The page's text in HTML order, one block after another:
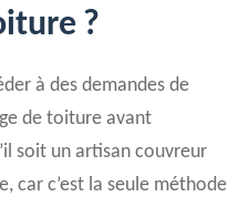
?
à des demandes de
de toiture avant
soit un artisan couvreur
car c’est la seule méthode